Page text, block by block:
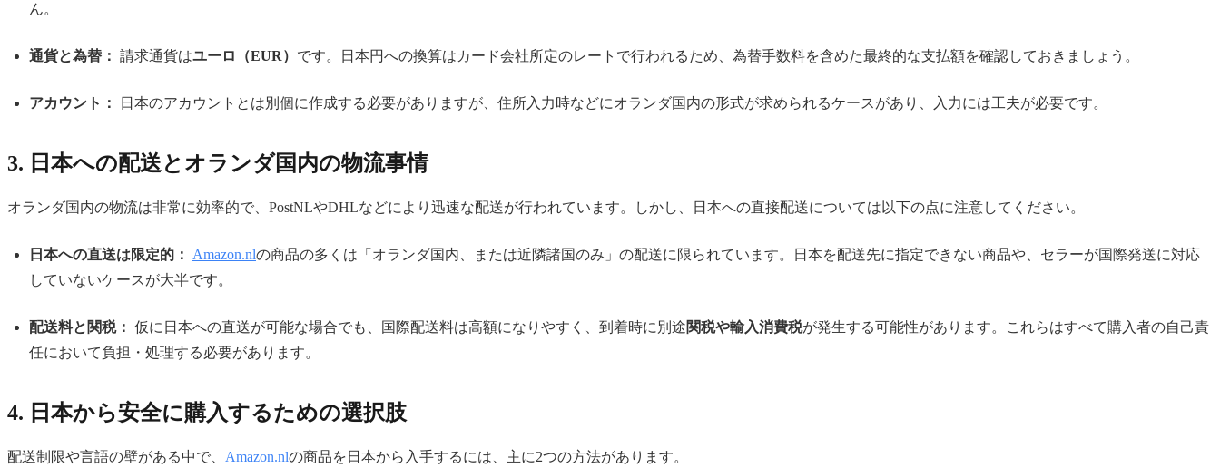
ん。
通貨と為替： 請求通貨はユーロ（EUR） です。日本円への換算はカード会社所定のレートで行われるため、為替手数料を含めた最終的な支払額を確認しておきましょう。
アカウント： 日本のアカウントとは別個に作成する必要がありますが、住所入力時などにオランダ国内の形式が求められるケースがあり、入力には工夫が必要です。
3. 日本への配送とオランダ国内の物流事情
オランダ国内の物流は非常に効率的で、PostNLやDHLなどにより迅速な配送が行われています。しかし、日本への直接配送については以下の点に注意してください。
日本への直送は限定的： Amazon.nlの商品の多くは「オランダ国内、または近隣諸国のみ」の配送に限られています。日本を配送先に指定できない商品や、セラーが国際発送に対応
していないケースが大半です。
配送料と関税： 仮に日本への直送が可能な場合でも、国際配送料は高額になりやすく、到着時に別途関税や輸入消費税が発生する可能性があります。これらはすべて購入者の自己責
任において負担・処理する必要があります。
4. 日本から安全に購入するための選択肢
配送制限や言語の壁がある中で、 Amazon.nlの商品を日本から入手するには、主に2つの方法があります。